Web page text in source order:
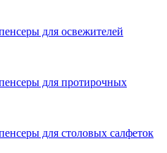
для освежителей
для протирочных
для столовых салфеток